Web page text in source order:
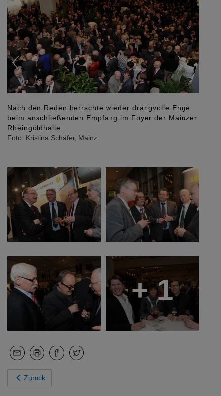
drangvolle Enge
Foyer der Mainzer
Dr. Frank Rauda, Bauabteilungsleiter im
Finanzministerium a.D.,
Frau.
+ 1
Zurück